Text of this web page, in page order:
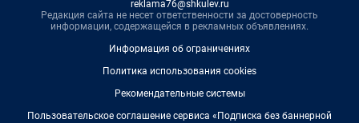
reklama76@shkulev.ru
Редакция сайта не несет ответственности за достоверность
информации, содержащейся в рекламных объявлениях.
Информация об ограничениях
Политика использования cookies
Рекомендательные системы
Пользовательское соглашение сервиса «Подписка без баннерной